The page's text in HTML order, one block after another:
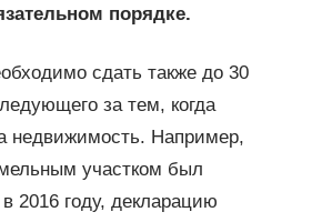
порядке.
сдать также до 30
за тем, когда
недвижимость. Например,
участком был
2016 году, декларацию